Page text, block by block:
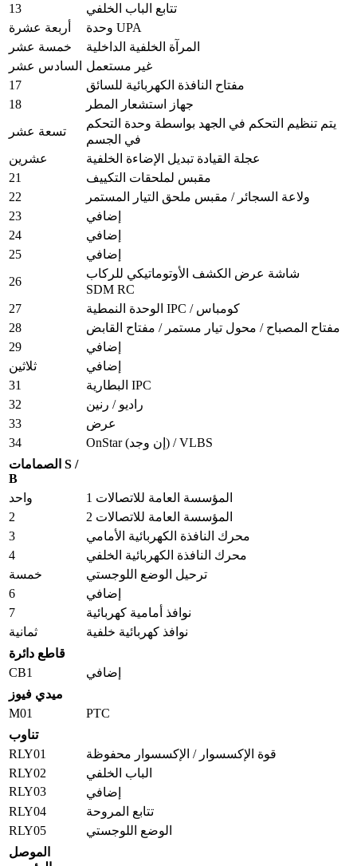
13
تتابع الباب الخلفي
أربعة عشرة
وحدة UPA
خمسة عشر
المرآة الخلفية الداخلية
السادس عشر
غير مستعمل
17
مفتاح النافذة الكهربائية للسائق
18
جهاز استشعار المطر
تسعة عشر
يتم تنظيم التحكم في الجهد بواسطة وحدة التحكم
في الجسم
عشرين
عجلة القيادة تبديل الإضاءة الخلفية
21
مقبس لملحقات التكييف
22
ولاعة السجائر / مقبس ملحق التيار المستمر
23
إضافي
24
إضافي
25
إضافي
26
شاشة عرض الكشف الأوتوماتيكي للركاب
SDM RC
27
الوحدة النمطية IPC / كومباس
28
مفتاح المصباح / محول تيار مستمر / مفتاح القابض
29
إضافي
ثلاثين
إضافي
31
البطارية IPC
32
راديو / رنين
33
عرض
34
OnStar (إن وجد) / VLBS
الصمامات S /
B
واحد
المؤسسة العامة للاتصالات 1
2
المؤسسة العامة للاتصالات 2
3
محرك النافذة الكهربائية الأمامي
4
محرك النافذة الكهربائية الخلفي
خمسة
ترحيل الوضع اللوجستي
6
إضافي
7
نوافذ أمامية كهربائية
ثمانية
نوافذ كهربائية خلفية
قاطع دائرة
CB1
إضافي
ميدي فيوز
M01
PTC
تناوب
RLY01
قوة الإكسسوار / الإكسسوار محفوظة
RLY02
الباب الخلفي
RLY03
إضافي
RLY04
تتابع المروحة
RLY05
الوضع اللوجستي
الموصل